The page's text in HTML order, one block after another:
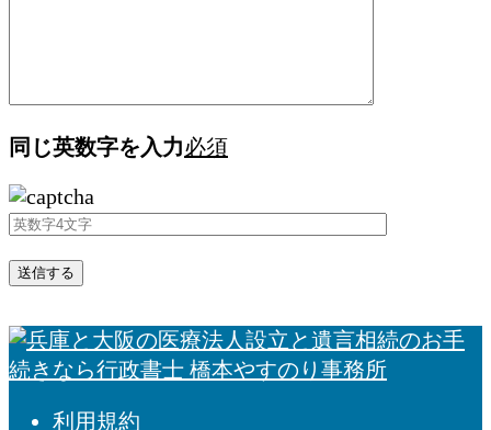
同じ英数字を入力必須
利用規約